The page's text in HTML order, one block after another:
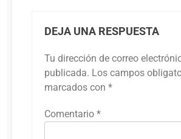
DEJA UNA RESPUESTA
Tu dirección de correo
publicada. Los campos
marcados con *
Comentario *